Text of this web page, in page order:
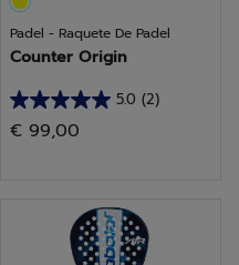
Padel - Raquete De Padel
Counter Origin
5.0 (2)
5.0
em
análises
€ 99,00